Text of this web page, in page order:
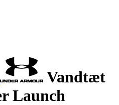
Vandtæt
Launch